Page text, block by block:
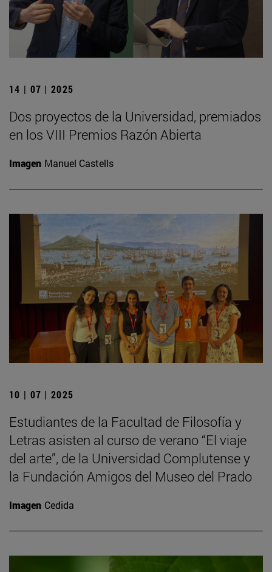
14 | 07 | 2025
Dos proyectos de la Universidad, premiados
en los VIII Premios Razón Abierta
Imagen Manuel Castells
10 | 07 | 2025
Estudiantes de la Facultad de Filosofía y
Letras asisten al curso de verano “El viaje
del arte”, de la Universidad Complutense y
la Fundación Amigos del Museo del Prado
Imagen Cedida